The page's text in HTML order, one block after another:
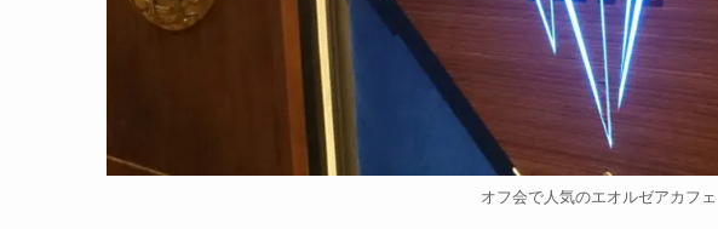
オフ会で人気のエオルゼアカフェ